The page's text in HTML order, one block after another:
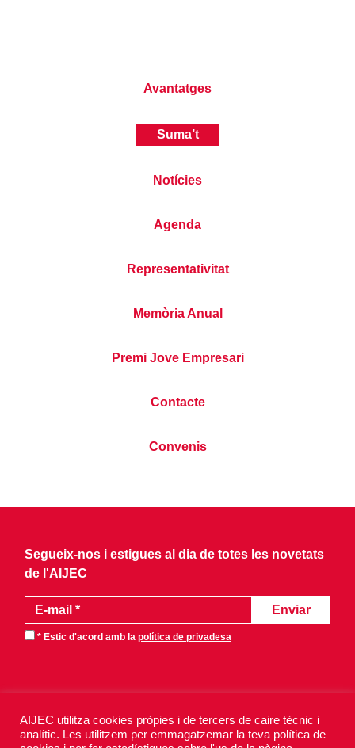
Avantatges
Suma’t
Notícies
Agenda
Representativitat
Memòria Anual
Premi Jove Empresari
Contacte
Convenis
Segueix-nos i estigues al dia de totes les novetats
de l'AIJEC
* Estic d'acord amb la política de privadesa
AIJEC 2026 - Tots els drets reservats.
AIJEC utilitza cookies pròpies i de tercers de caire tècnic i
analític. Les utilitzem per emmagatzemar la teva política de